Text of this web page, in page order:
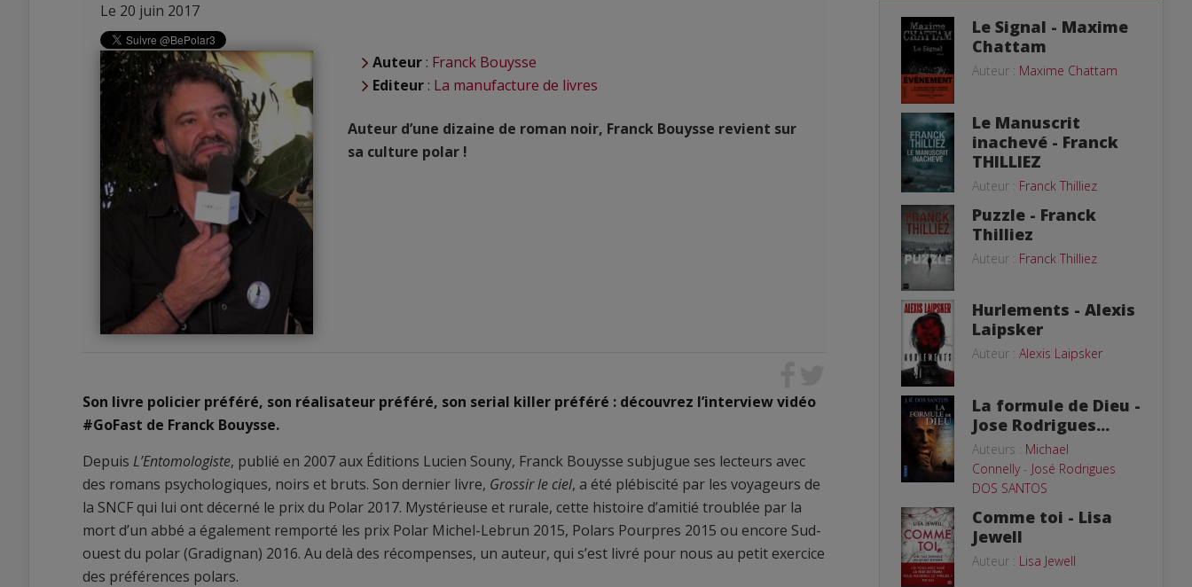
Le 20 juin 2017
0
0
Auteur : Franck Bouysse
Editeur : La manufacture de livres
Auteur d’une dizaine de roman noir, Franck Bouysse revient sur
sa culture polar !
Son livre policier préféré, son réalisateur préféré, son serial killer préféré : découvrez l’interview vidéo
#GoFast de Franck Bouysse.
Depuis L’Entomologiste, publié en 2007 aux Éditions Lucien Souny, Franck Bouysse subjugue ses lecteurs avec
des romans psychologiques, noirs et bruts. Son dernier livre, Grossir le ciel, a été plébiscité par les voyageurs de
la SNCF qui lui ont décerné le prix du Polar 2017. Mystérieuse et rurale, cette histoire d’amitié troublée par la
mort d’un abbé a également remporté les prix Polar Michel-Lebrun 2015, Polars Pourpres 2015 ou encore Sud-
ouest du polar (Gradignan) 2016. Au delà des récompenses, un auteur, qui s’est livré pour nous au petit exercice
des préférences polars.
Le Signal - Maxime
Chattam
Auteur : Maxime Chattam
Le Manuscrit
inachevé - Franck
THILLIEZ
Auteur : Franck Thilliez
Puzzle - Franck
Thilliez
Auteur : Franck Thilliez
Hurlements - Alexis
Laipsker
Auteur : Alexis Laipsker
La formule de Dieu -
Jose Rodrigues...
Auteurs : Michael
Connelly- José Rodrigues
DOS SANTOS
Comme toi - Lisa
Jewell
Auteur : Lisa Jewell